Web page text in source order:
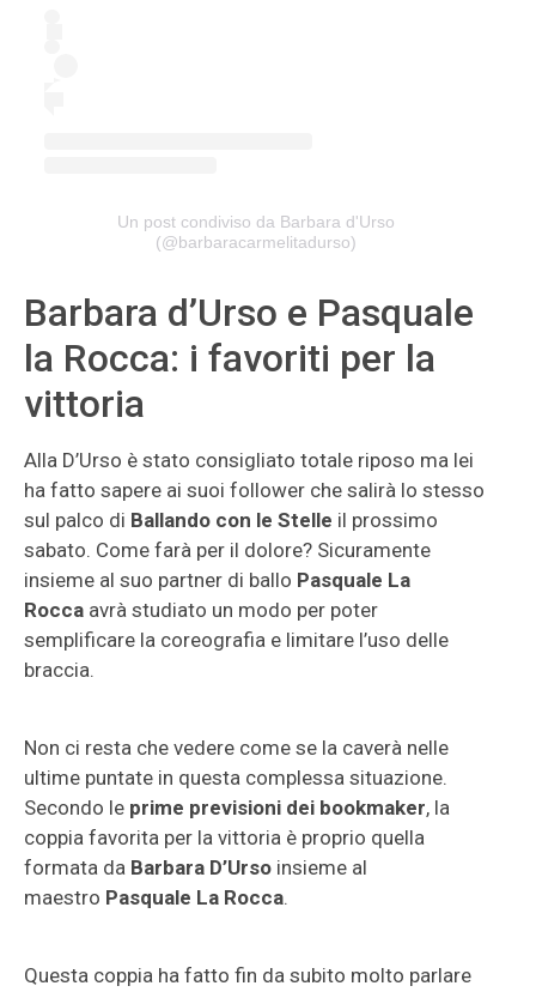
Un post condiviso da Barbara d'Urso
(@barbaracarmelitadurso)
Barbara d’Urso e Pasquale
la Rocca: i favoriti per la
vittoria
Alla D’Urso è stato consigliato totale riposo ma lei
ha fatto sapere ai suoi follower che salirà lo stesso
sul palco di Ballando con le Stelle il prossimo
sabato. Come farà per il dolore? Sicuramente
insieme al suo partner di ballo Pasquale La
Rocca avrà studiato un modo per poter
semplificare la coreografia e limitare l’uso delle
braccia.
Non ci resta che vedere come se la caverà nelle
ultime puntate in questa complessa situazione.
Secondo le prime previsioni dei bookmaker, la
coppia favorita per la vittoria è proprio quella
formata da Barbara D’Urso insieme al
maestro Pasquale La Rocca.
Questa coppia ha fatto fin da subito molto parlare